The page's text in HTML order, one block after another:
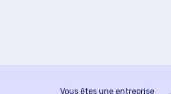
Vous êtes une entreprise